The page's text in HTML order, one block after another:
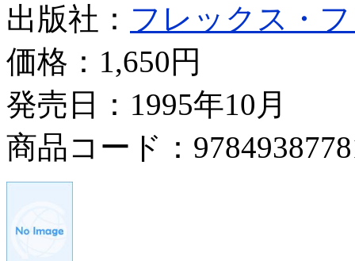
出版社： フレックス・
価格： 1,650円
発売日：1995年10月
商品コード：